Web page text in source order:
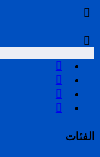
الفئات